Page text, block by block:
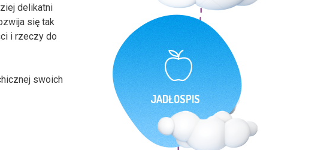
delikatni
się tak
i rzeczy do
swoich
JADŁOSPIS